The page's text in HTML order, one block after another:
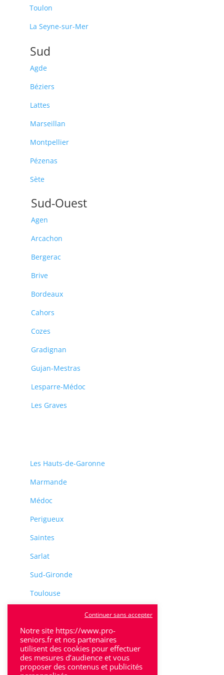
Toulon
La Seyne-sur-Mer
Sud
Agde
Béziers
Lattes
Marseillan
Montpellier
Pézenas
Sète
Sud-Ouest
Agen
Arcachon
Bergerac
Brive
Bordeaux
Cahors
Cozes
Gradignan
Gujan-Mestras
Lesparre-Médoc
Les Graves
Les Hauts-de-Garonne
Marmande
Médoc
Perigueux
Saintes
Sarlat
Sud-Gironde
Toulouse
Villeneuve-Sur-Lot
Notre site https://www.pro-
seniors.fr et nos partenaires
utilisent des cookies pour effectuer
des mesures d’audience et vous
proposer des contenus et publicités
Continuer sans accepter